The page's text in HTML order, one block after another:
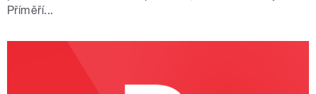
Příměří...